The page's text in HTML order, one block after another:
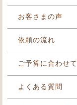
お客さまの声
依頼の流れ
ご予算に合わせて
よくある質問